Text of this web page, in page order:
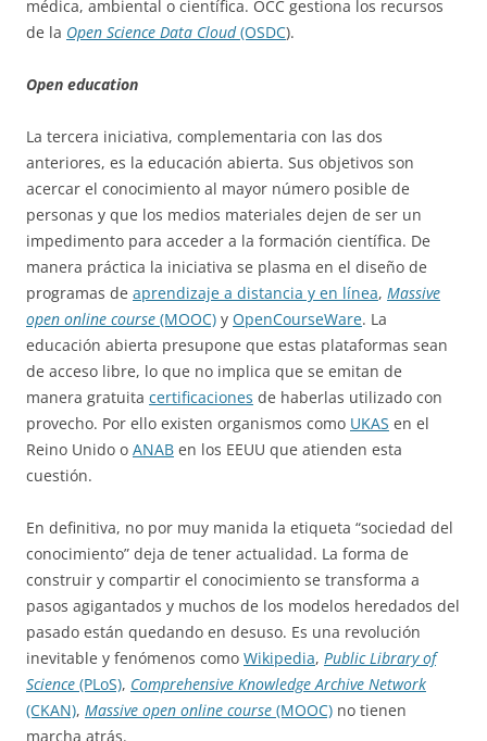
médica, ambiental o científica. OCC gestiona los recursos
de la Open Science Data Cloud(OSDC).
Open education
La tercera iniciativa, complementaria con las dos
anteriores, es la educación abierta. Sus objetivos son
acercar el conocimiento al mayor número posible de
personas y que los medios materiales dejen de ser un
impedimento para acceder a la formación científica. De
manera práctica la iniciativa se plasma en el diseño de
programas de aprendizaje a distancia y en línea, Massive
open online course (MOOC) y OpenCourseWare. La
educación abierta presupone que estas plataformas sean
de acceso libre, lo que no implica que se emitan de
manera gratuita certificaciones de haberlas utilizado con
provecho. Por ello existen organismos como UKAS en el
Reino Unido o ANAB en los EEUU que atienden esta
cuestión.
En definitiva, no por muy manida la etiqueta “sociedad del
conocimiento” deja de tener actualidad. La forma de
construir y compartir el conocimiento se transforma a
pasos agigantados y muchos de los modelos heredados del
pasado están quedando en desuso. Es una revolución
inevitable y fenómenos como Wikipedia, Public Library of
Science (PLoS), Comprehensive Knowledge Archive Network
(CKAN), Massive open online course (MOOC) no tienen
marcha atrás.